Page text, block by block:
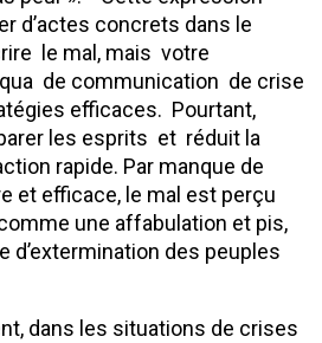
d’actes concrets dans le
le mal, mais votre
de communication de crise
efficaces. Pourtant,
les esprits et réduit la
rapide. Par manque de
et efficace, le mal est perçu
une affabulation et pis,
d’extermination des peuples
dans les situations de crises